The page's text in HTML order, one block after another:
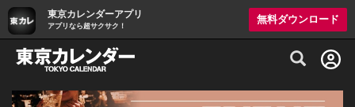
東京カレンダーアプリ
アプリなら超サクサク！
無料ダウンロード
グルメ情報・プレミアムレストラン予約